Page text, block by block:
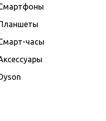
часы